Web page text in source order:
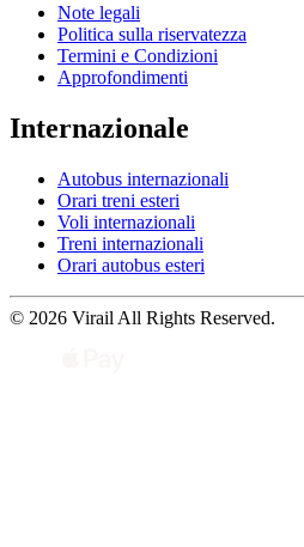
Note legali
Politica sulla riservatezza
Termini e Condizioni
Approfondimenti
Internazionale
Autobus internazionali
Orari treni esteri
Voli internazionali
Treni internazionali
Orari autobus esteri
© 2026 Virail All Rights Reserved.